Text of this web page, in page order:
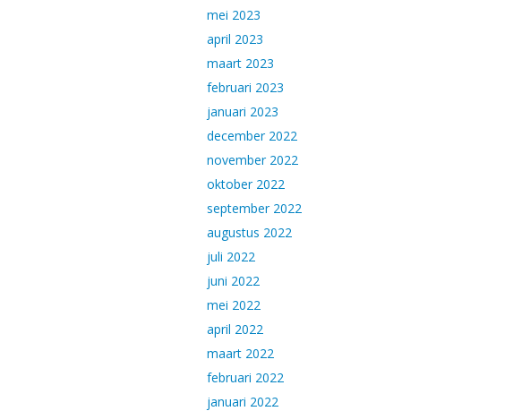
mei 2023
april 2023
maart 2023
februari 2023
januari 2023
december 2022
november 2022
oktober 2022
september 2022
augustus 2022
juli 2022
juni 2022
mei 2022
april 2022
maart 2022
februari 2022
januari 2022